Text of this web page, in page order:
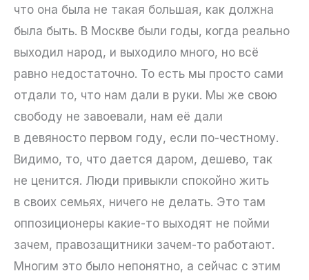
что она была не такая большая, как должна
была быть. В Москве были годы, когда реально
выходил народ, и выходило много, но всё
равно недостаточно. То есть мы просто сами
отдали то, что нам дали в руки. Мы же свою
свободу не завоевали, нам её дали
в девяносто первом году, если по-честному.
Видимо, то, что дается даром, дешево, так
не ценится. Люди привыкли спокойно жить
в своих семьях, ничего не делать. Это там
оппозиционеры какие-то выходят не пойми
зачем, правозащитники зачем-то работают.
Многим это было непонятно, а сейчас с этим